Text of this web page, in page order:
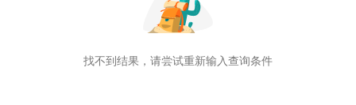
机餐费覆盖找不到结果，请尝试重新输入查询条件